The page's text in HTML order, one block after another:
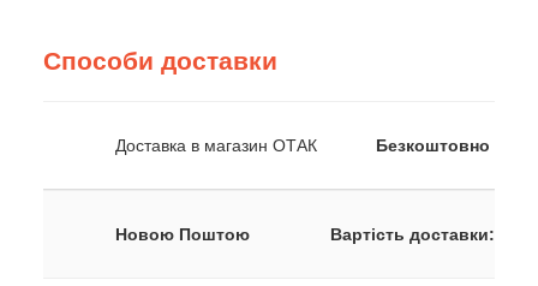
Способи доставки
Доставка в магазин ОТАК Безкоштовно
Новою Поштою Вартість доставки: